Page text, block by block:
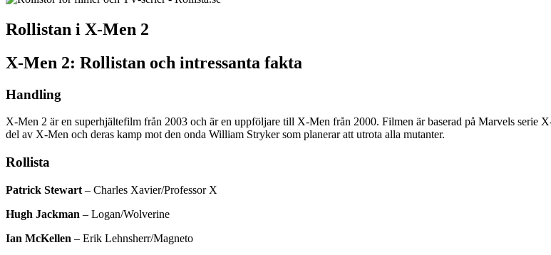
Rollistan i X-Men 2
X-Men 2: Rollistan och intressanta fakta
Handling
X-Men 2 är en superhjältefilm från 2003 och är en uppföljare till X-Men från 2000. Filmen är baserad på Marvels serie
del av X-Men och deras kamp mot den onda William Stryker som planerar att utrota alla mutanter.
Rollista
Patrick Stewart – Charles Xavier/Professor X
Hugh Jackman – Logan/Wolverine
Ian McKellen – Erik Lehnsherr/Magneto